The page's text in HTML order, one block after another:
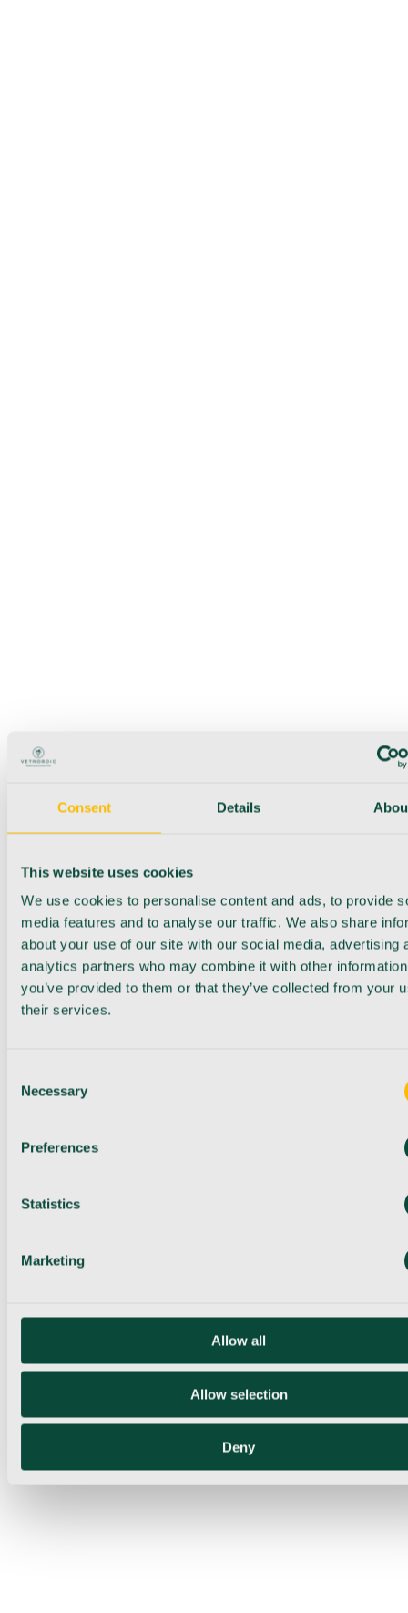
Consent Details
This website uses cookies
We use cookies to personalise content and ads, to provide
media features and to analyse our traffic. We also share
about your use of our site with our social media, advertising
analytics partners who may combine it with other
you’ve provided to them or that they’ve collected from your
their services.
Selection
Necessary
Preferences
Statistics
Marketing
Allow all
Allow selection
Deny